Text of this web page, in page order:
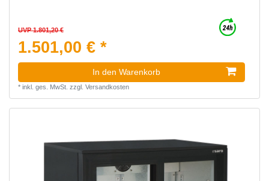
UVP 1.801,20 €
1.501,00 € *
In den Warenkorb
* inkl. ges. MwSt. zzgl. Versandkosten